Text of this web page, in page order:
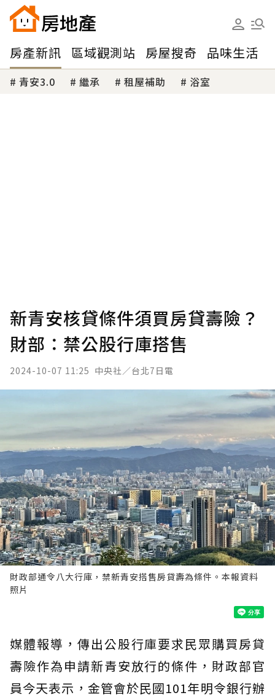
房產新訊 區域觀測站 房屋搜奇 品味生活
青安3.0 繼承 租屋補助 浴室
新青安核貸條件須買房貸壽險？
財部：禁公股行庫搭售
2024-10-07 11:25 中央社／台北7日電
財政部通令八大行庫，禁新青安搭售房貸壽為條件。本報資料
照片
媒體報導，傳出公股行庫要求民眾購買房貸
壽險作為申請新青安放行的條件，財政部官
員今天表示，金管會於民國101年明令銀行辦